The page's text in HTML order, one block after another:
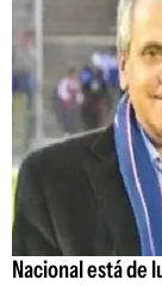
Nacional está de